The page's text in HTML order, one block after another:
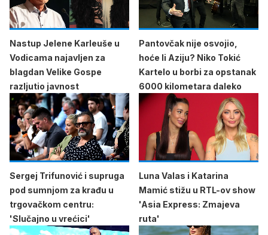
Nastup Jelene Karleuše u
Vodicama najavljen za
blagdan Velike Gospe
razljutio javnost
Pantovčak nije osvojio,
hoće li Aziju? Niko Tokić
Kartelo u borbi za opstanak
6000 kilometara daleko
Sergej Trifunović i supruga
pod sumnjom za krađu u
trgovačkom centru:
'Slučajno u vrećici'
Luna Valas i Katarina
Mamić stižu u RTL-ov show
'Asia Express: Zmajeva
ruta'